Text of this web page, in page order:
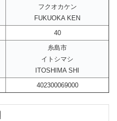
フクオカケン
FUKUOKA KEN
40
糸島市
イトシマシ
ITOSHIMA SHI
402300069000